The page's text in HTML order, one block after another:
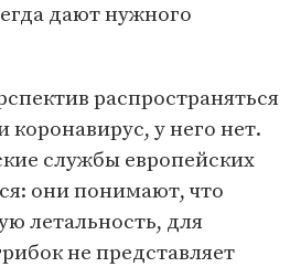
дают нужного
распространяться
коронавирус, у него нет.
службы европейских
они понимают, что
летальность, для
не представляет